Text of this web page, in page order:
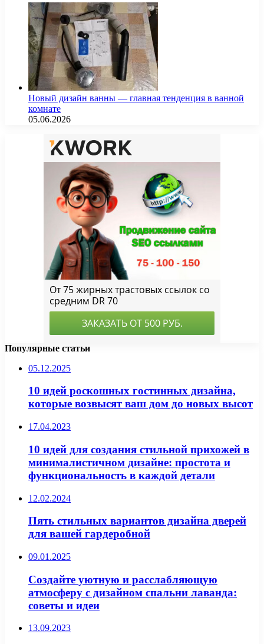
Новый дизайн ванны — главная тенденция в ванной
комнате
05.06.2026
Популярные статьи
05.12.2025
10 идей роскошных гостинных дизайна,
которые возвысят ваш дом до новых высот
17.04.2023
10 идей для создания стильной прихожей в
минималистичном дизайне: простота и
функциональность в каждой детали
12.02.2024
Пять стильных вариантов дизайна дверей
для вашей гардеробной
09.01.2025
Создайте уютную и расслабляющую
атмосферу с дизайном спальни лаванда:
советы и идеи
13.09.2023